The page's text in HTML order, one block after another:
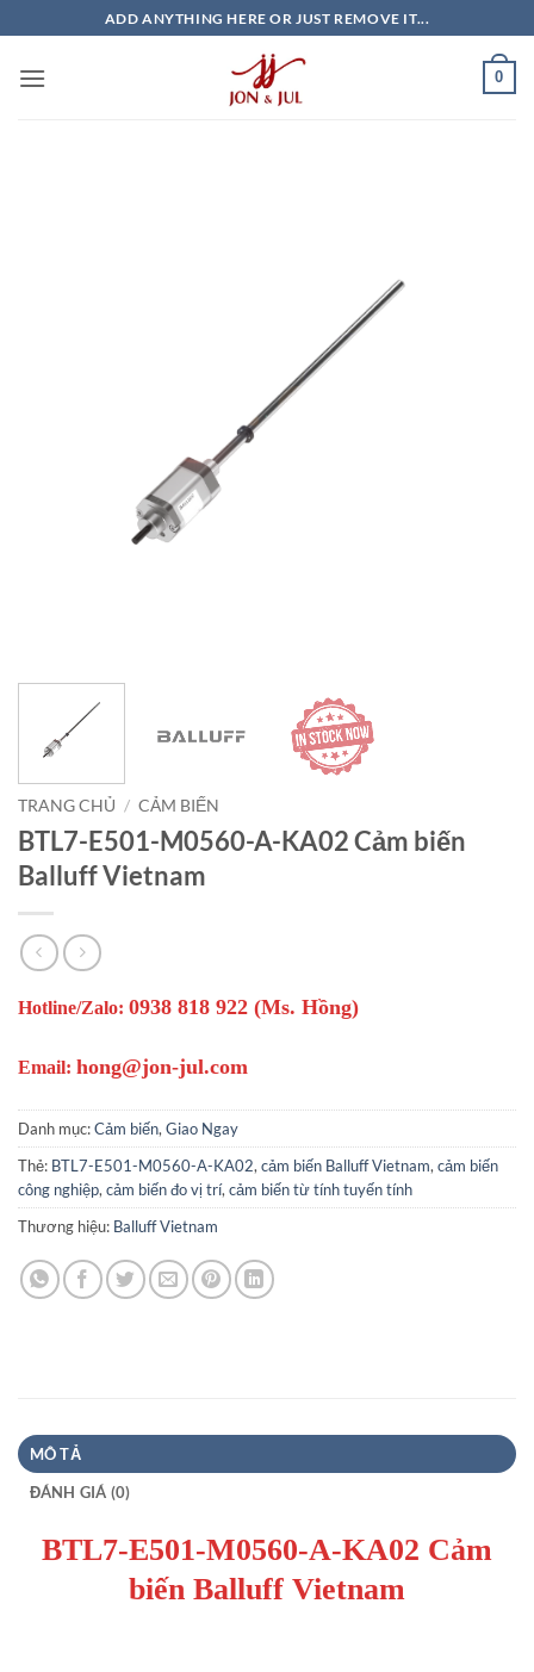
qua
nội
ADD ANYTHING HERE OR JUST REMOVE IT...
0
TRANG CHỦ / CẢM BIẾN
BTL7-E501-M0560-A-KA02 Cảm biến
Balluff Vietnam
Hotline/Zalo: 0938 818 922 (Ms. Hồng)
Email: hong@jon-jul.com
Danh mục:Cảm biến, Giao Ngay
Thẻ: BTL7-E501-M0560-A-KA02, cảm biến Balluff Vietnam, cảm biến
công nghiệp, cảm biến đo vị trí, cảm biến từ tính tuyến tính
Thương hiệu: Balluff Vietnam
MÔ TẢ
ĐÁNH GIÁ (0)
BTL7-E501-M0560-A-KA02 Cảm
biến Balluff Vietnam